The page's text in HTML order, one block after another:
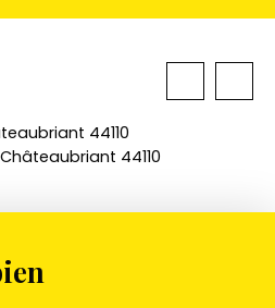
44110
44110